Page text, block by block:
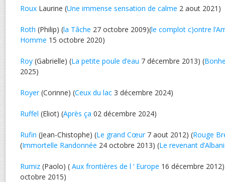
Roux Laurine (Une immense sensation de calme 2 aout 2021)
Roth (Philip) (la Tâche 27 octobre 2009)(le complot c)ontre
Homme 15 octobre 2020)
Roy (Gabrielle) (La petite poule d’eau 7 décembre 2013) (
2025)
Royer(Corinne) (Ceux du lac 3 décembre 2024)
Ruffel (Eliot) (Après ça 02 décembre 2024)
Rufin (Jean-Chistophe) (Le grand Cœur7 aout 2012) (Rouge
(Immortelle Randonnée 24 octobre 2013) (Le revenant
Rumiz (Paolo) ( Aux frontières de l ‘ Europe 16 décembre
octobre 2015)